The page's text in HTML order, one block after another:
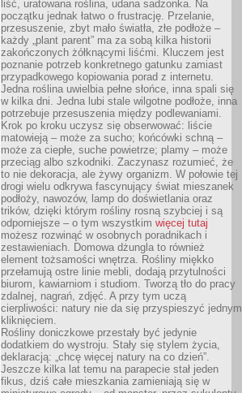
liść, uratowana roślina, udana sadzonka. Na
początku jednak łatwo o frustrację. Przelanie,
przesuszenie, zbyt mało światła, złe podłoże –
każdy „plant parent” ma za sobą kilka historii
zakończonych żółknącymi liśćmi. Kluczem jest
poznanie potrzeb konkretnego gatunku zamiast
przypadkowego kopiowania porad z internetu.
Jedna roślina uwielbia pełne słońce, inna spali się
w kilka dni. Jedna lubi stale wilgotne podłoże, inna
potrzebuje przesuszenia między podlewaniami.
Krok po kroku uczysz się obserwować: liście
matowieją – może za sucho; końcówki schną –
może za ciepłe, suche powietrze; plamy – może
przeciąg albo szkodniki. Zaczynasz rozumieć, że
to nie dekoracja, ale żywy organizm. W połowie tej
drogi wielu odkrywa fascynujący świat mieszanek
podłoży, nawozów, lamp do doświetlania oraz
trików, dzięki którym rośliny rosną szybciej i są
odporniejsze – o tym wszystkim więcej tutaj
możesz rozwinąć w osobnych poradnikach i
zestawieniach. Domowa dżungla to również
element tożsamości wnętrza. Rośliny miękko
przełamują ostre linie mebli, dodają przytulności
biurom, kawiarniom i studiom. Tworzą tło do pracy
zdalnej, nagrań, zdjęć. A przy tym uczą
cierpliwości: natury nie da się przyspieszyć jednym
kliknięciem.
Rośliny doniczkowe przestały być jedynie
dodatkiem do wystroju. Stały się stylem życia,
deklaracją: „chcę więcej natury na co dzień”.
Jeszcze kilka lat temu na parapecie stał jeden
fikus, dziś całe mieszkania zamieniają się w